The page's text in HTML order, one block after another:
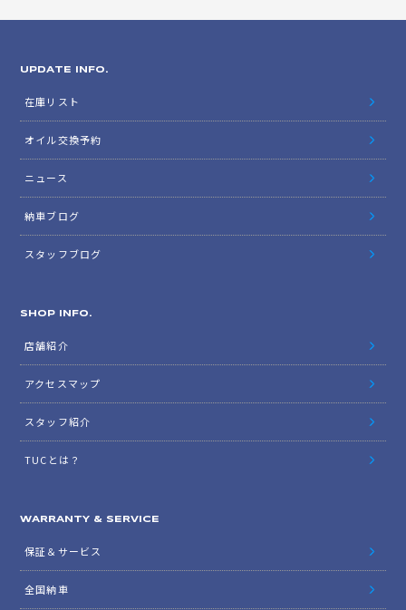
UPDATE INFO.
在庫リスト
オイル交換予約
ニュース
納車ブログ
スタッフブログ
SHOP INFO.
店舗紹介
アクセスマップ
スタッフ紹介
TUCとは？
WARRANTY & SERVICE
保証＆サービス
全国納車